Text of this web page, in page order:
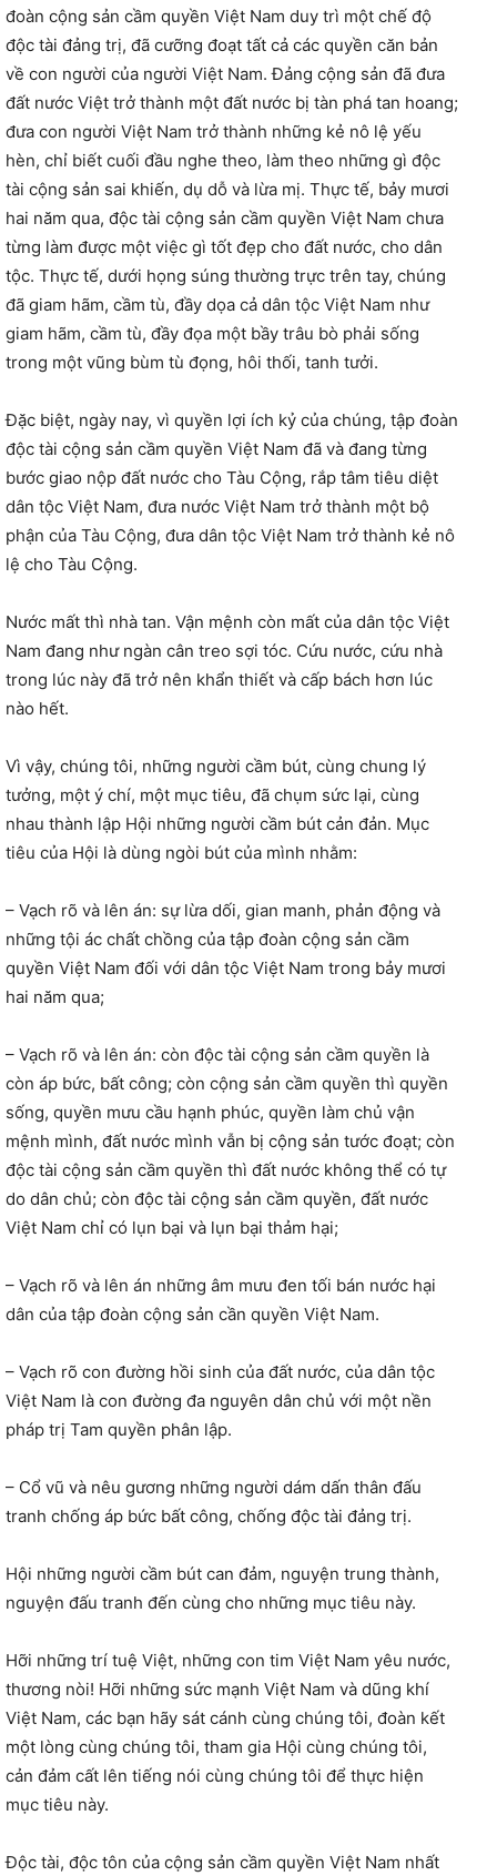
đoàn cộng sản cầm quyền Việt Nam duy trì một chế độ
độc tài đảng trị, đã cưỡng đoạt tất cả các quyền căn bản
về con người của người Việt Nam. Đảng cộng sản đã đưa
đất nước Việt trở thành một đất nước bị tàn phá tan hoang;
đưa con người Việt Nam trở thành những kẻ nô lệ yếu
hèn, chỉ biết cuối đầu nghe theo, làm theo những gì độc
tài cộng sản sai khiến, dụ dỗ và lừa mị. Thực tế, bảy mươi
hai năm qua, độc tài cộng sản cầm quyền Việt Nam chưa
từng làm được một việc gì tốt đẹp cho đất nước, cho dân
tộc. Thực tế, dưới họng súng thường trực trên tay, chúng
đã giam hãm, cầm tù, đầy dọa cả dân tộc Việt Nam như
giam hãm, cầm tù, đầy đọa một bầy trâu bò phải sống
trong một vũng bùm tù đọng, hôi thối, tanh tưởi.
Đặc biệt, ngày nay, vì quyền lợi ích kỷ của chúng, tập đoàn
độc tài cộng sản cầm quyền Việt Nam đã và đang từng
bước giao nộp đất nước cho Tàu Cộng, rắp tâm tiêu diệt
dân tộc Việt Nam, đưa nước Việt Nam trở thành một bộ
phận của Tàu Cộng, đưa dân tộc Việt Nam trở thành kẻ nô
lệ cho Tàu Cộng.
Nước mất thì nhà tan. Vận mệnh còn mất của dân tộc Việt
Nam đang như ngàn cân treo sợi tóc. Cứu nước, cứu nhà
trong lúc này đã trở nên khẩn thiết và cấp bách hơn lúc
nào hết.
Vì vậy, chúng tôi, những người cầm bút, cùng chung lý
tưởng, một ý chí, một mục tiêu, đã chụm sức lại, cùng
nhau thành lập Hội những người cầm bút cản đản. Mục
tiêu của Hội là dùng ngòi bút của mình nhằm:
– Vạch rõ và lên án: sự lừa dối, gian manh, phản động và
những tội ác chất chồng của tập đoàn cộng sản cầm
quyền Việt Nam đối với dân tộc Việt Nam trong bảy mươi
hai năm qua;
– Vạch rõ và lên án: còn độc tài cộng sản cầm quyền là
còn áp bức, bất công; còn cộng sản cầm quyền thì quyền
sống, quyền mưu cầu hạnh phúc, quyền làm chủ vận
mệnh mình, đất nước mình vẫn bị cộng sản tước đoạt; còn
độc tài cộng sản cầm quyền thì đất nước không thể có tự
do dân chủ; còn độc tài cộng sản cầm quyền, đất nước
Việt Nam chỉ có lụn bại và lụn bại thảm hại;
– Vạch rõ và lên án những âm mưu đen tối bán nước hại
dân của tập đoàn cộng sản cần quyền Việt Nam.
– Vạch rõ con đường hồi sinh của đất nước, của dân tộc
Việt Nam là con đường đa nguyên dân chủ với một nền
pháp trị Tam quyền phân lập.
– Cổ vũ và nêu gương những người dám dấn thân đấu
tranh chống áp bức bất công, chống độc tài đảng trị.
Hội những người cầm bút can đảm, nguyện trung thành,
nguyện đấu tranh đến cùng cho những mục tiêu này.
Hỡi những trí tuệ Việt, những con tim Việt Nam yêu nước,
thương nòi! Hỡi những sức mạnh Việt Nam và dũng khí
Việt Nam, các bạn hãy sát cánh cùng chúng tôi, đoàn kết
một lòng cùng chúng tôi, tham gia Hội cùng chúng tôi,
cản đảm cất lên tiếng nói cùng chúng tôi để thực hiện
mục tiêu này.
Độc tài, độc tôn của cộng sản cầm quyền Việt Nam nhất